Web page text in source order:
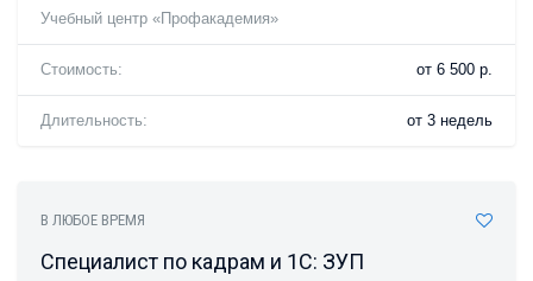
Учебный центр «Профакадемия»
Стоимость: от 6 500 р.
Длительность: от 3 недель
В ЛЮБОЕ ВРЕМЯ
Специалист по кадрам и 1C: ЗУП